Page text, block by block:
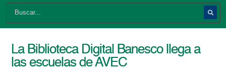
La Biblioteca Digital Banesco llega a
las escuelas de AVEC